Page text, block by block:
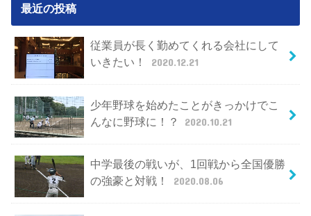
最近の投稿
従業員が長く勤めてくれる会社にして
いきたい！
2020.12.21
少年野球を始めたことがきっかけでこ
んなに野球に！？
2020.10.21
中学最後の戦いが、1回戦から全国優勝
の強豪と対戦！
2020.08.06